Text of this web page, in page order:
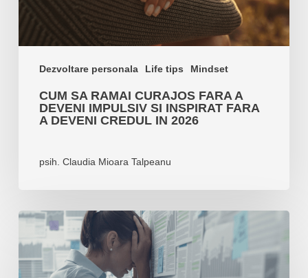
Dezvoltare personala Life tips Mindset
si
fara
credulCUM SA RAMAI CURAJOS FARA A
DEVENI IMPULSIV SI INSPIRAT FARA
A DEVENI CREDUL IN 2026
psih. Claudia Mioara Talpeanu
Cum
invat